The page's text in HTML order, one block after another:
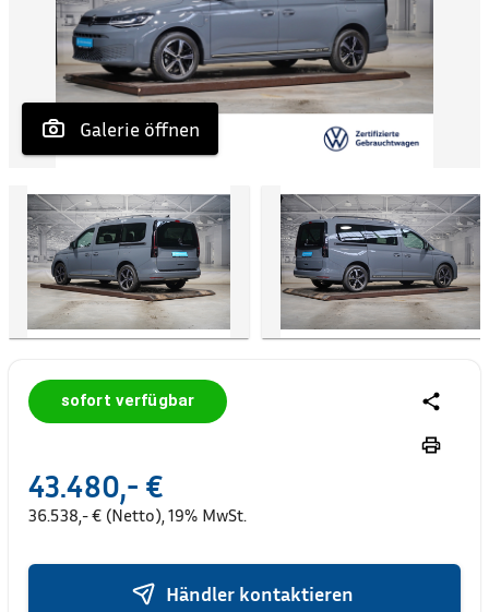
Galerie öffnen
sofort verfügbar
43.480,- €
36.538,- € (Netto), 19% MwSt.
Händler kontaktieren